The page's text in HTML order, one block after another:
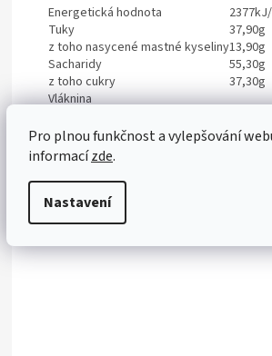
Pro plnou funkčnost a vylepšování
informacízde.
Nastavení
Energetická hodnota
Tuky
37,90g
z toho nasycené mastné kyseliny13,90g
Sacharidy
55,30g
z toho cukry
37,30g
Vláknina
Sůl
0,18g